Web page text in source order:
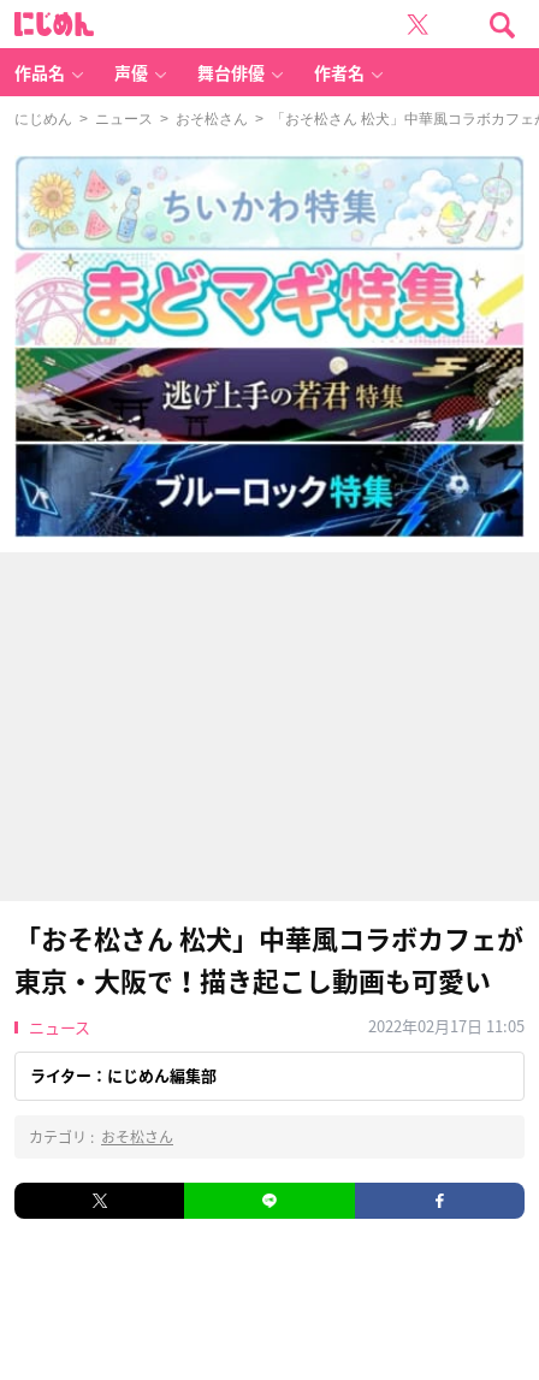
作品名 声優 舞台俳優 作者名
にじめん > ニュース > おそ松さん > 「おそ松さん 松犬」中華風コラボカフ
「おそ松さん 松犬」中華風コラボカフェが
東京・大阪で！描き起こし動画も可愛い
ニュース 2022年02月17日 11:05
ライター：にじめん編集部
カテゴリ : おそ松さん